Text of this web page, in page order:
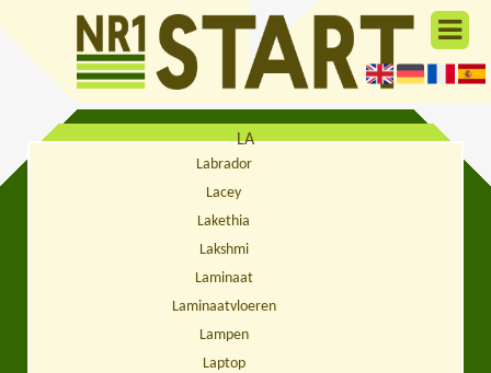
LA
Labrador
Lacey
Lakethia
Lakshmi
Laminaat
Laminaatvloeren
Lampen
Laptop